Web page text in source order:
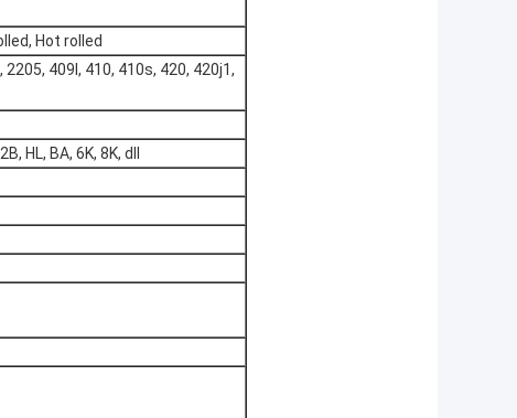
Hot rolled
409l, 410, 410s, 420, 420j1,
HL, BA, 6K, 8K, dll